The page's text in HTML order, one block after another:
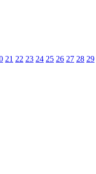
21 22 23 24 25 26 27 28 29